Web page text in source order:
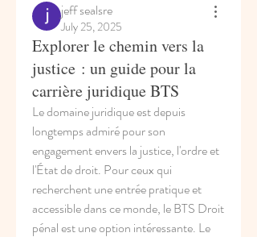
jeff sealsre
July 25, 2025
Explorer le chemin vers la
justice : un guide pour la
carrière juridique BTS
Le domaine juridique est depuis
longtemps admiré pour son
engagement envers la justice, l'ordre et
l'État de droit. Pour ceux qui
recherchent une entrée pratique et
accessible dans ce monde, le BTS Droit
pénal est une option intéressante. Le